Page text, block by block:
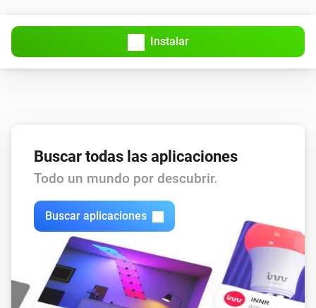
Instalar
Buscar todas las aplicaciones
Todo un mundo por descubrir.
Buscar aplicaciones